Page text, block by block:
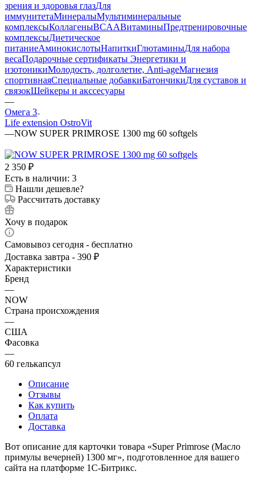
зрения и здоровья глазДля
иммунитетаМинералыМультиминеральные
комплексыКоллагеныBCAAВитаминыПредтренировочные
комплексыДиетическое
питаниеАминокислотыНапиткиГлютаминыДля набора
весаПодарочные сертификаты Энергетики и
изотоникиМолодость, долголетие, Anti-ageМагнезия
спортивнаяСпециальные добавкиБатончикиДля суставов и
связокШейкеры и акссесуары
—
Омега 3
Life extension OstroVit
—NOW SUPER PRIMROSE 1300 mg 60 softgels
2 350 ₽
Есть в наличии: 3
Нашли дешевле?
Рассчитать доставку
Хочу в подарок
Самовывоз сегодня - бесплатно
Доставка завтра - 390 ₽
Характеристики
Бренд
—
NOW
Страна происхождения
—
США
Фасовка
—
60 гелькапсул
Описание
Отзывы
Как купить
Оплата
Доставка
Вот описание для карточки товара «Super Primrose (Масло
примулы вечерней) 1300 мг», подготовленное для вашего
сайта на платформе 1С-Битрикс.